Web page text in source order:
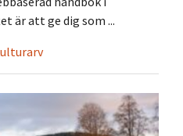
är att ge dig som ...